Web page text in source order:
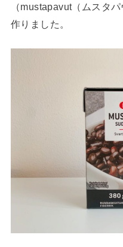
（mustapavut（ムスタ
作りました。